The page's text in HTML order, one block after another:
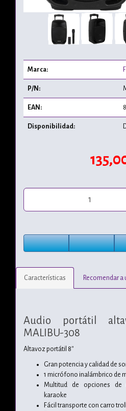
Marca:
P/N:
EAN:
Disponibilidad:
Características Recomendar a
Audio portátil
MALIBU-308
Altavoz portátil 8''
Gran potencia y calidad de
1 micrófono inalámbrico de
Multitud de opciones de
karaoke
Fácil transporte con carro